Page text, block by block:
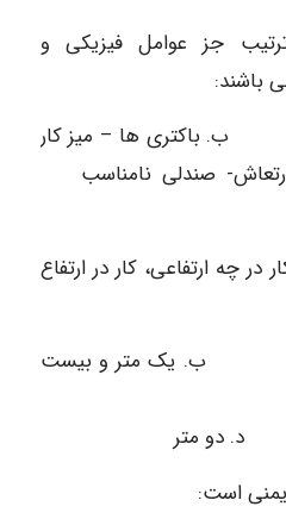
ترتیب جز عوامل فیزیکی و
باشند:
ب. باکتری ها – میز کار
صندلی نامناسب
کار در چه ارتفاعی، کار در ارتفاع
یک متر و بیست
دو متر